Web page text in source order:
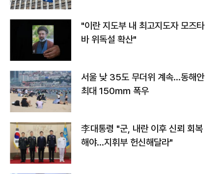
"이란 지도부 내 최고지도자 모즈타
바 위독설 확산"
서울 낮 35도 무더위 계속…동해안
최대 150㎜ 폭우
李대통령 "군, 내란 이후 신뢰 회복
해야…지휘부 헌신해달라"